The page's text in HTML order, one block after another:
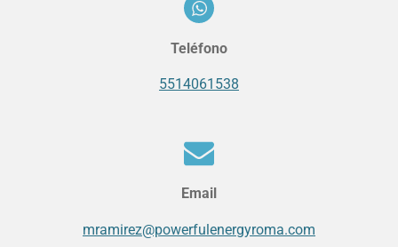
Teléfono
5514061538
Email
mramirez@powerfulenergyroma.com